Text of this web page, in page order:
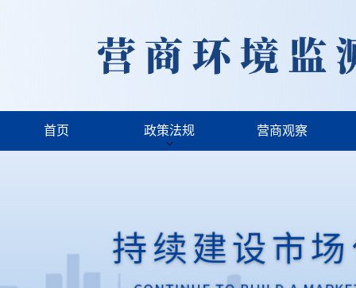
首页 政策法规 营商观察